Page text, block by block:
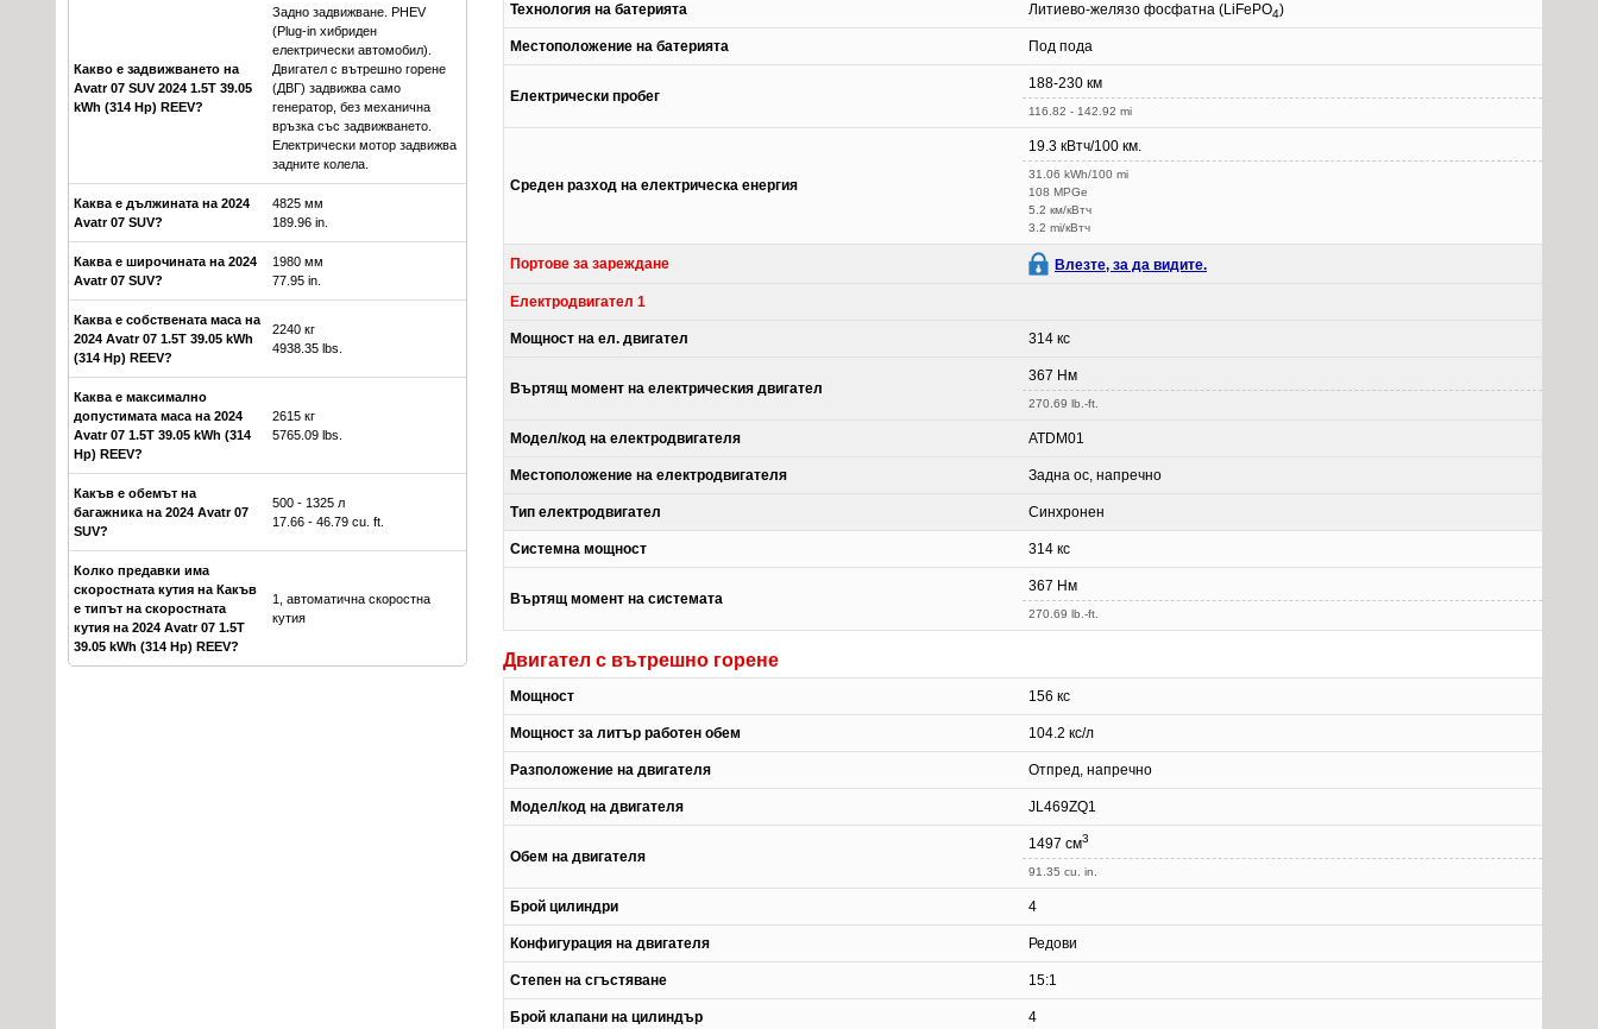
Какво е задвижването на
Avatr 07 SUV 2024 1.5T 39.05
kWh (314 Hp) REEV?
Задно задвижване. PHEV
(Plug-in хибриден
електрически автомобил).
Двигател с вътрешно горене
(ДВГ) задвижва само
генератор, без механична
връзка със задвижването.
Електрически мотор задвижва
задните колела.
Каква е дължината на 2024
Avatr 07 SUV?
4825 мм
189.96 in.
Каква е широчината на 2024
Avatr 07 SUV?
1980 мм
77.95 in.
Каква е собствената маса на
2024 Avatr 07 1.5T 39.05 kWh
(314 Hp) REEV?
2240 кг
4938.35 lbs.
Каква е максимално
допустимата маса на 2024
Avatr 07 1.5T 39.05 kWh (314
Hp) REEV?
2615 кг
5765.09 lbs.
Какъв е обемът на
багажника на 2024 Avatr 07
SUV?
500 - 1325 л
17.66 - 46.79 cu. ft.
Колко предавки има
скоростната кутия на Какъв
е типът на скоростната
кутия на 2024 Avatr 07 1.5T
39.05 kWh (314 Hp) REEV?
1, автоматична скоростна
кутия
Технология на батерията Литиево-желязо фосфатна (LiFePO4)
Местоположение на батерията Под пода
Електрически пробег
188-230 км
116.82 - 142.92 mi
Среден разход на електрическа енергия
19.3 кВтч/100 км.
31.06 kWh/100 mi
108 MPGe
5.2 км/кВтч
3.2 mi/кВтч
Портове за зареждане Влезте, за да видите.
Електродвигател 1
Мощност на ел. двигател 314 кс
Въртящ момент на електрическия двигател
367 Нм
270.69 lb.-ft.
Модел/код на електродвигателя ATDM01
Местоположение на електродвигателя Задна ос, напречно
Тип електродвигател Синхронен
Системна мощност 314 кс
Въртящ момент на системата
367 Нм
270.69 lb.-ft.
Двигател с вътрешно горене
Мощност 156 кс
Мощност за литър работен обем 104.2 кс/л
Разположение на двигателя Отпред, напречно
Модел/код на двигателя JL469ZQ1
Обем на двигателя
1497 см3
91.35 cu. in.
Брой цилиндри 4
Конфигурация на двигателя Редови
Степен на сгъстяване 15:1
Брой клапани на цилиндър 4